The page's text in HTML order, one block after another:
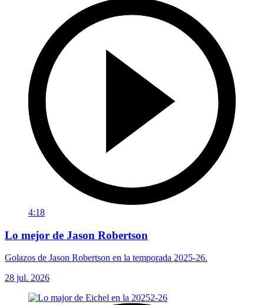
4:18
Lo mejor de Jason Robertson
Golazos de Jason Robertson en la temporada 2025-26.
28 jul. 2026